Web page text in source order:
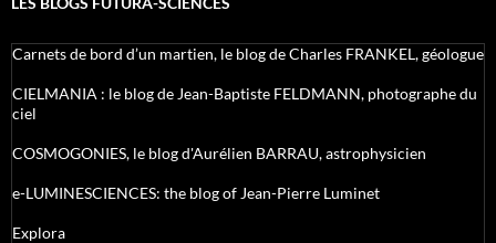
Carnets de bord d’un martien, le blog de Charles FRANKEL, géologue
CIELMANIA : le blog de Jean-Baptiste FELDMANN, photographe du
ciel
COSMOGONIES, le blog d'Aurélien BARRAU, astrophysicien
e-LUMINESCIENCES: the blog of Jean-Pierre Luminet
Explora